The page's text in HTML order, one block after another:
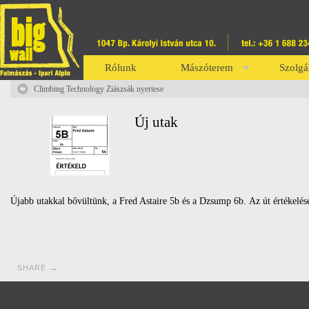
Rólunk Mászóterem
Climbing Technology Ziászsák nyertese
Új utak
Újabb utakkal bővültünk, a Fred Astaire 5b és a Dzsump 6b. Az út
SHARE →